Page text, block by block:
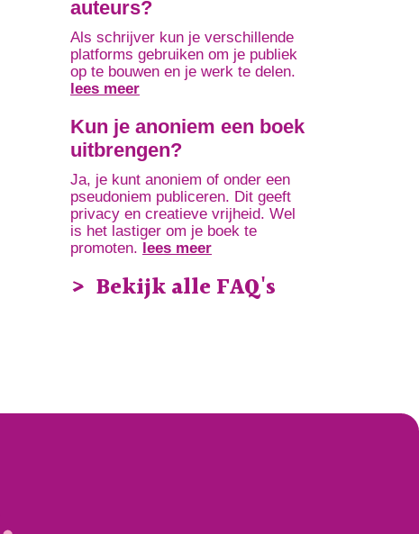
auteurs?
Als schrijver kun je verschillende
platforms gebruiken om je publiek
op te bouwen en je werk te delen.
lees meer
Kun je anoniem een boek
uitbrengen?
Ja, je kunt anoniem of onder een
pseudoniem publiceren. Dit geeft
privacy en creatieve vrijheid. Wel
is het lastiger om je boek te
promoten. lees meer
Bekijk alle FAQ's